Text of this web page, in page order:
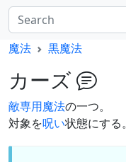
魔法 黒魔法
カーズ
敵専用魔法の一つ。
対象を呪い状態にする。